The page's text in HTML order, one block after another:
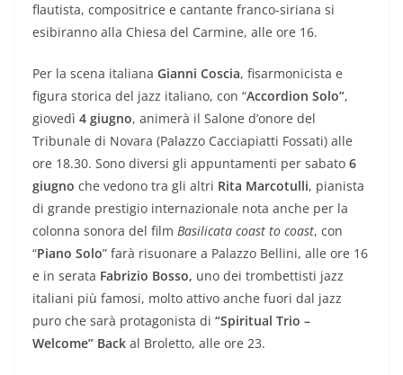
flautista, compositrice e cantante franco-siriana si
esibiranno alla Chiesa del Carmine, alle ore 16.
Per la scena italiana Gianni Coscia, fisarmonicista e
figura storica del jazz italiano, con “Accordion Solo”,
giovedì 4 giugno, animerà il Salone d’onore del
Tribunale di Novara (Palazzo Cacciapiatti Fossati) alle
ore 18.30. Sono diversi gli appuntamenti per sabato 6
giugno che vedono tra gli altri Rita Marcotulli, pianista
di grande prestigio internazionale nota anche per la
colonna sonora del film Basilicata coast to coast, con
“Piano Solo” farà risuonare a Palazzo Bellini, alle ore 16
e in serata Fabrizio Bosso, uno dei trombettisti jazz
italiani più famosi, molto attivo anche fuori dal jazz
puro che sarà protagonista di “Spiritual Trio –
Welcome” Back al Broletto, alle ore 23.